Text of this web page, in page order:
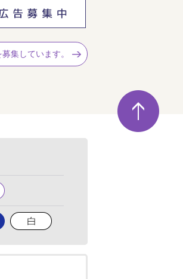
集しています。
ペ
ー
ジ
の
背
景